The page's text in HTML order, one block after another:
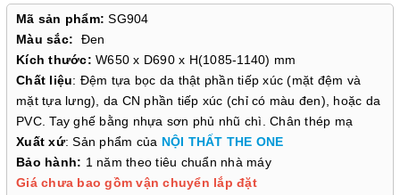
Mã sản phẩm: SG904
Màu sắc: Đen
Kích thước: W650 x D690 x H(1085-1140) mm
Chất liệu: Đệm tựa bọc da thật phần tiếp xúc (mặt đệm và
mặt tựa lưng), da CN phần tiếp xúc (chỉ có màu đen), hoặc da
PVC. Tay ghế bằng nhựa sơn phủ nhũ chì. Chân thép mạ
Xuất xứ: Sản phẩm của NỘI THẤT THE ONE
Bảo hành: 1 năm theo tiêu chuẩn nhà máy
Giá chưa bao gồm vận chuyển lắp đặt